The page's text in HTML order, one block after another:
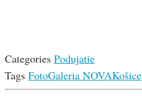
Categories Podujatie
Tags FotoGaleria NOVAKošice